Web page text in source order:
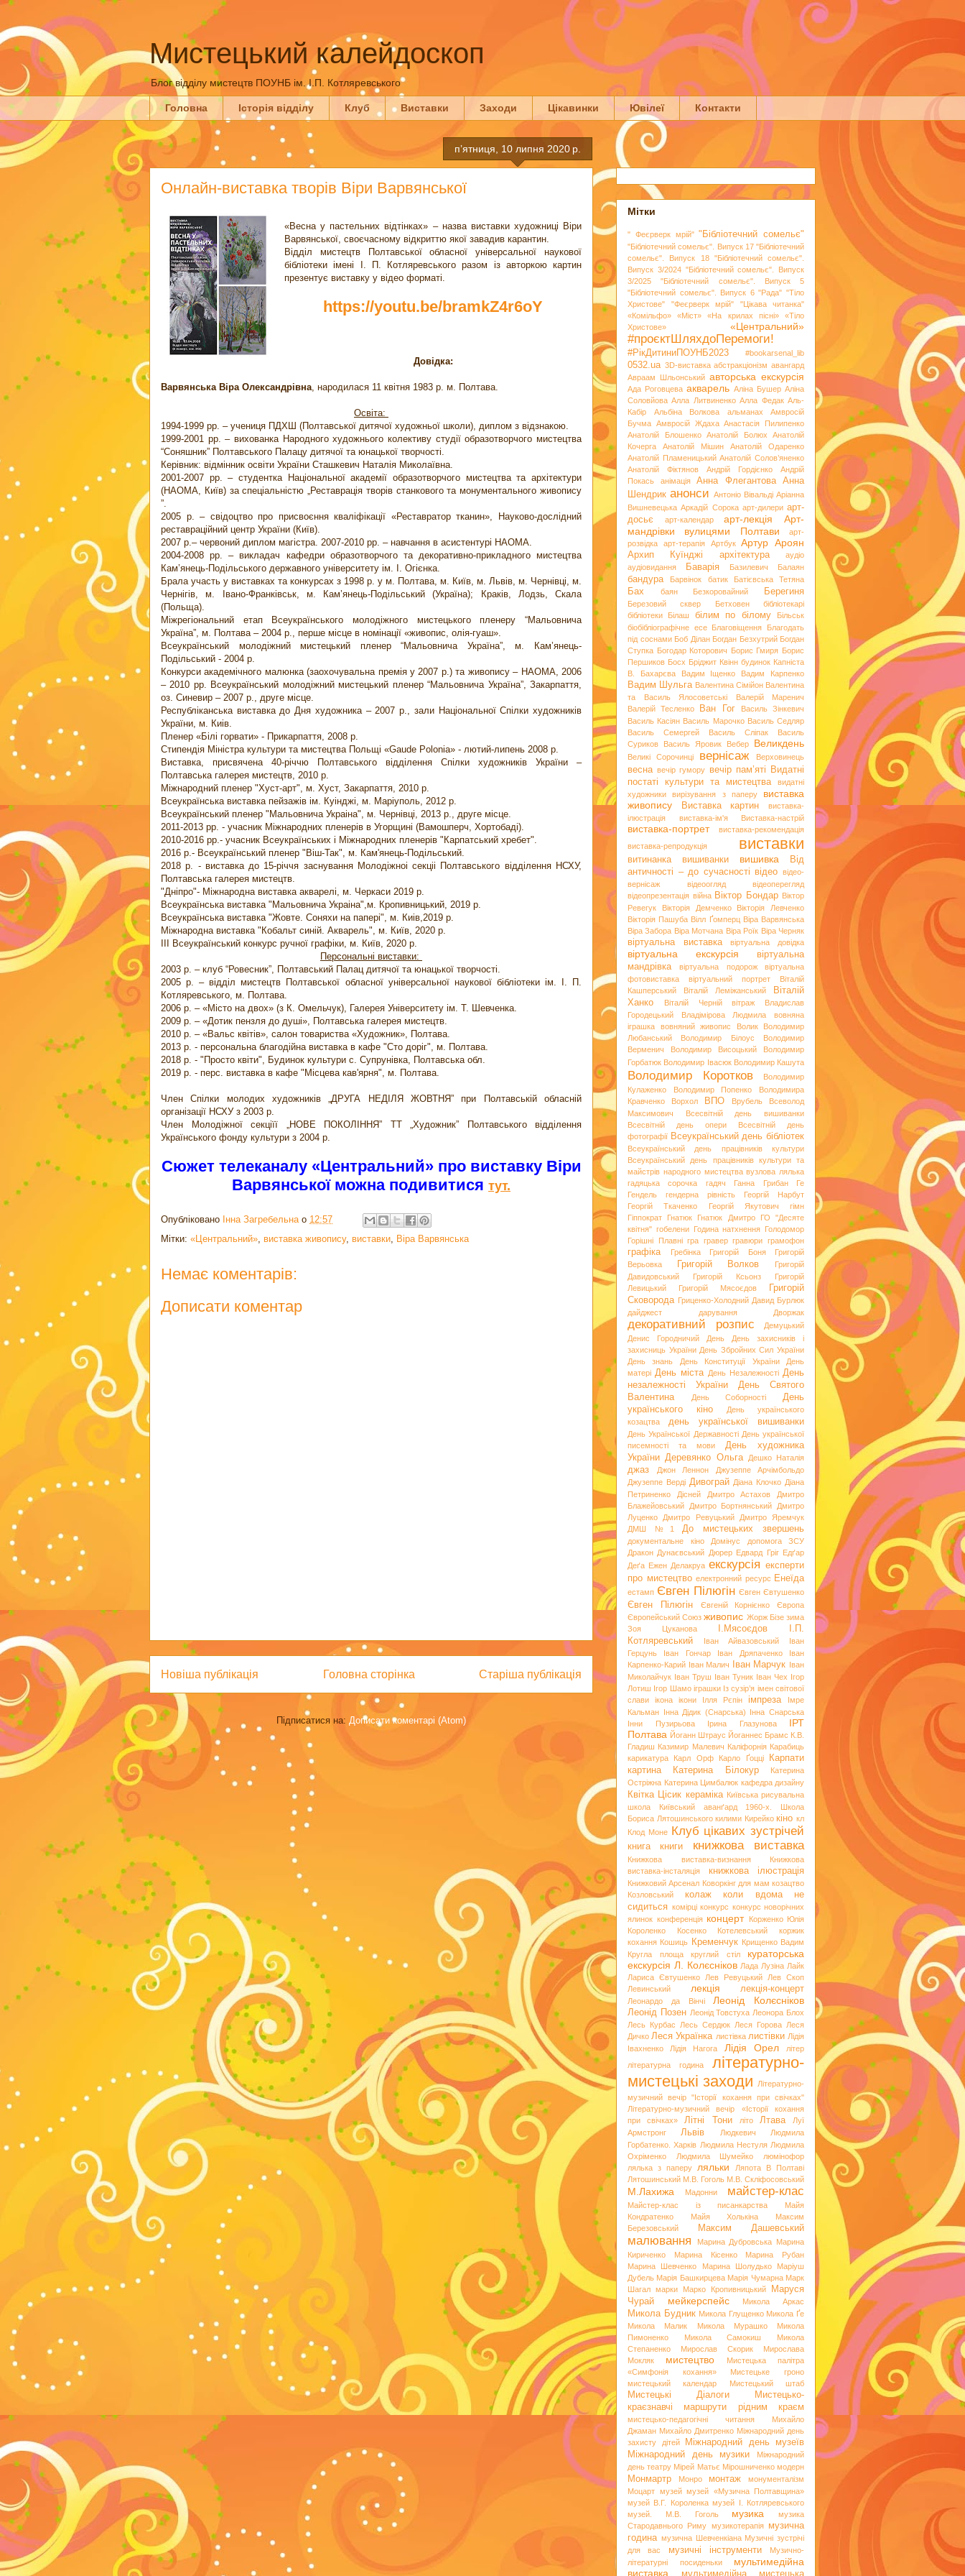
Мистецький калейдоскоп
Блог відділу мистецтв ПОУНБ ім. І.П. Котляревського
Головна Історія відділу Клуб Виставки Заходи Цікавинки Ювілеї Контакти
пʼятниця, 10 липня 2020 р.
Онлайн-виставка творів Віри Варвянської
«Весна у пастельних відтінках» – назва виставки художниці Віри
Варвянської, своєчасному відкриттю якої завадив карантин.
Відділ мистецтв Полтавської обласної універсальної наукової
бібліотеки імені І. П. Котляревського разом із авторкою картин
презентує виставку у відео форматі.
https://youtu.be/bramkZ4r6oY
Довідка:
Варвянська Віра Олександрівна , народилася 11 квітня 1983 р. м. Полтава.
Освіта:
1994-1999 рр. – учениця ПДХШ (Полтавської дитячої художньої школи), диплом з відзнакою.
1999-2001 рр. – вихованка Народного художнього колективу студії образотворчого мистецтва
“Соняшник” Полтавського Палацу дитячої та юнацької творчості.
Керівник: відмінник освіти України Сташкевич Наталія Миколаївна.
2001-2007 рр. – студентка Національної академії образотворчого мистецтва та архітектури
(НАОМА, Київ) за спеціальністю „Реставрація творів станкового та монументального живопису
”.
2005 р. – свідоцтво про присвоєння кваліфікації «Реставратор тканин», Науково-дослідний
реставраційний центр України (Київ).
2007 р.– червоний диплом магістра. 2007-2010 рр. – навчання в асистентурі НАОМА.
2004-2008 рр. – викладач кафедри образотворчого та декоративно-прикладного мистецтва
Кам’янець-Подільського державного університету ім. І. Огієнка.
Брала участь у виставках та конкурсах з 1998 р. у м. Полтава, м. Київ, м. Львів, м. Чернівці, м.
Чернігів, м. Івано-Франківськ, м. Кам’янець-Подільський (Україна); Краків, Лодзь, Скала
(Польща).
Міжрегіональний етап Всеукраїнського молодіжного мистецького пленеру “Мальовнича
Україна”, м. Полтава – 2004 р., перше місце в номінації «живопис, олія-гуаш».
Всеукраїнський молодіжний мистецький пленер “Мальовнича Україна”, м. Кам’янець-
Подільський - 2004 р.
Конкурси академічного малюнка (заохочувальна премія у 2007 р.) та живопису – НАОМА, 2006
– 2010 рр. Всеукраїнський молодіжний мистецький пленер “Мальовнича Україна”, Закарпаття,
оз. Синевир – 2007 р., друге місце.
Республіканська виставка до Дня художника – 2007 р., зали Національної Спілки художників
України, м. Киiв.
Пленер «Білі горвати» - Прикарпаття, 2008 р.
Стипендія Міністра культури та мистецтва Польщі «Gaude Polonia» - лютий-липень 2008 р.
Виставка, присвячена 40-річчю Полтавського відділення Спілки художників України –
Полтавська галерея мистецтв, 2010 р.
Мiжнародний пленер "Хуст-арт", м. Хуст, Закарпаття, 2010 р.
Всеукраїнська виставка пейзажiв iм. Куiнджi, м. Марiуполь, 2012 р.
Всеукраїнський пленер "Мальовнича Украiна", м. Чернiвцi, 2013 р., друге мiсце.
2011-2013 рр. - учасник Мiжнародних пленерiв в Угорщинi (Вамошперч, Хортобадi).
2010-2016 рр.- учасник Всеукраїнських i Мiжнародних пленерiв "Карпатський хребет".
2016 р.- Всеукраїнський пленер "Вiш-Так", м. Кам'янець-Подiльський.
2018 р. - виставка до 15-рiччя заснування Молодiжноi секцii Полтавського вiддiлення НСХУ,
Полтавська галерея мистецтв.
"Днiпро"- Мiжнародна виставка акварелi, м. Черкаси 2019 р.
Всеукраїнська виставка "Мальовнича Украiна",м. Кропивницький, 2019 р.
Всеукраїнська виставка "Жовте. Соняхи на паперi", м. Киiв,2019 р.
Міжнародна виставка "Кобальт синій. Акварель", м. Київ, 2020 р.
ІІІ Всеукраїнський конкурс ручної графіки, м. Київ, 2020 р.
Персональні виставки:
2003 р. – клуб “Ровесник”, Полтавський Палац дитячої та юнацької творчості.
2005 р. – відділ мистецтв Полтавської обласної універсальної наукової бібліотеки ім. І. П.
Котляревського, м. Полтава.
2006 р. – «Місто на двох» (з К. Омельчук), Галерея Університету ім. Т. Шевченка.
2009 р. – «Дотик пензля до душі», Полтавська галерея мистецтв.
2010 р. – «Вальс квітів», салон товариства «Художник», Полтава.
2013 р. - персональна благодiйна виставка в кафе "Сто дорiг", м. Полтава.
2018 р. - "Просто квiти", Будинок культури с. Супрунiвка, Полтавська обл.
2019 р. - перс. виставка в кафе "Мiсцева кав'ярня", м. Полтава.
Член Спілки молодих художників „ДРУГА НЕДІЛЯ ЖОВТНЯ” при Полтавській обласній
організації НСХУ з 2003 р.
Член Молодіжної секціїї „НОВЕ ПОКОЛІННЯ” ТТ „Художник” Полтавського відділення
Українського фонду культури з 2004 р.
Сюжет телеканалу «Центральний» про виставку Віри
Варвянської можна подивитися тут.
Опубліковано Інна Загребельна о 12:57
Мітки: «Центральний» виставка живопису, виставки Віра Варвянська
Немає коментарів:
Дописати коментар
Новіша публікація Старіша публікація
Головна сторінка
Підписатися на: Дописати коментарі (Atom)
Мітки
" Феєрверк мрій" "Бібліотечний сомельє"
"Бібліотечний сомельє". Випуск 17 "Бібліотечний
сомельє". Випуск 18
"Бібліотечний сомельє".
Випуск 3/2024 "Бібліотечний сомельє". Випуск
3/2025
"Бібліотечний сомельє". Випуск 5
"Бібліотечний сомельє". Випуск 6 "Рада" "Тіло
Христове"
"Феєрверк мрій"
"Цікава читанка"
«Комільфо»
«Міст» «На крилах пісні»
«Тіло
Христове»
«Центральний»
#проєктШляхдоПеремоги!
#РікДитиниПОУНБ2023 #bookarsenal_lib
0532.ua 3D-виставка абстракціонізм авангард
Авраам Шльонський авторська екскурсія
Ада Роговцева акварель Аліна Бушер Аліна
Соловйова Алла Литвиненко Алла Федак Аль-
Кабір
Альбіна Волкова альманах
Амвросій
Бучма Амвросій Ждаха Анастасія Пилипенко
Анатолій Блошенко
Анатолій Болюх
Анатолій
Кочерга
Анатолій Мішин
Анатолій Одаренко
Анатолій Пламеницький Анатолій Солов’яненко
Анатолій Фіктянов
Андрій Гордієнко
Андрій
Покась
анімація Анна Флегантова
Анна
Шендрик анонси Антоніо Вівальді Аріанна
Вишневецька Аркадій Сорока арт-дилери арт-
досьє
арт-календар арт-лекція
Арт-
мандрівки вулицями Полтави
арт-
розвідка
арт-терапія Артбук Артур Ароян
Архип Куїнджі архітектура
аудіо
аудіовидання
Баварія Базилевич Балаян
бандура Барвінок батик Батієвська Тетяна
Бах баян Безкоровайний Берегиня
Березовий сквер Бетховен
бібліотекарі
бібліотеки
Білаш білим по білому
Більськ
біобібліографічне есе
Благовіщення
Благодать
під соснами Боб Ділан Богдан Безхутрий Богдан
Ступка Богодар Которович Борис Гмиря Борис
Першиков Босх Бріджит Квінн будинок Капніста
В. Бахарєва
Вадим Іщенко Вадим Карпенко
Вадим Шульга Валентина Сімійон Валентина
та Василь Ялосоветські
Валерій Маренич
Валерій Тесленко
Ван Гог
Василь Зінкевич
Василь Касіян Василь Марочко Василь Седляр
Василь Семергей
Василь Сліпак
Василь
Суриков
Василь Яровик Вебер Великдень
Великі Сорочинці вернісаж Верховинець
весна вечір гумору вечір пам’яті
Видатні
постаті культури та мистецтва
видатні
художники
вирізування з паперу
виставка
живопису
Виставка картин
виставка-
ілюстрація
виставка-ім'я Виставка-настрій
виставка-портрет
виставка-рекомендація
виставка-репродукція
виставки
витинанка вишиванки вишивка
Від
античності – до сучасності відео відео-
вернісаж
відеоогляд
відеоперегляд
відеопрезентація війна Віктор Бондар Віктор
Ревегук
Вікторія Демченко
Вікторія Левченко
Вікторія Пашуба Вілл Ґомперц Віра Варвянська
Віра Забора Віра Мотчана Віра Роїк Віра Черняк
віртуальна виставка віртуальна довідка
віртуальна екскурсія
віртуальна
мандрівка
віртуальна подорож
віртуальна
фотовиставка
віртуальний портрет
Віталій
Кашперський
Віталій Леміжанський
Віталій
Ханко
Віталій Черній вітраж
Владислав
Городецький
Владімірова Людмила
вовняна
іграшка
вовняний живопис Волик
Володимир
Любанський
Володимир Білоус
Володимир
Верменич
Володимир Висоцький
Володимир
Горбатюк Володимир Івасюк Володимир Кашута
Володимир Коротков
Володимир
Кулаженко
Володимир Попенко
Володимира
Кравченко
Ворхол ВПО Врубель
Всеволод
Максимович
Всесвітній день вишиванки
Всесвітній день опери
Всесвітній день
фотографії Всеукраїнський день бібліотек
Всеукраїнський день працівників культури
Всеукраїнський день працівників культури та
майстрів народного мистецтва вузлова лялька
гадяцька сорочка
гадяч Ганна Грибан
Ге
Гендель
гендерна рівність
Георгій Нарбут
Георгій Ткаченко
Георгій Якутович
гімн
Гіппократ
Гнатюк Гнатюк Дмитро
ГО "Десяте
квітня" гобелени Година натхнення Голодомор
Горішні Плавні гра гравер гравюри грамофон
графіка Гребінка Григорій Боня
Григорій
Верьовка
Григорій Волков
Григорій
Давидовський
Григорій Ксьонз
Григорій
Левицький
Григорій Мясоєдов
Григорій
Сковорода Гриценко-Холодний Давид Бурлюк
дайджест
дарування Дворжак
декоративний розпис
Демуцький
Денис Городничий
День
День захисників і
захисниць України День Збройних Сил України
День знань
День Конституції України
День
матері День міста День Незалежності День
незалежності України
День Святого
Валентина
День Соборності
День
українського кіно
День українського
козацтва
день української вишиванки
День Української Державності День української
писемності та мови
День художника
України Деревянко Ольга Дешко Наталія
джаз Джон Леннон
Джузеппе Арчімбольдо
Джузеппе Верді Дивограй Діана Клочко Діана
Петриненко
Дісней Дмитро Астахов
Дмитро
Блажейовський
Дмитро Бортнянський
Дмитро
Луценко
Дмитро Ревуцький
Дмитро Яремчук
ДМШ №1
До мистецьких звершень
документальне кіно Домінус
допомога ЗСУ
Дракон Дунаєвський Дюрер Едвард Гріг Едґар
Деґа Ежен Делакруа екскурсія експерти
про мистецтво електронний ресурс Енеїда
естамп Євген Пілюгін Євген Євтушенко
Євген Пілюгін Євгеній Корнієнко
Європа
Європейський Союз живопис Жорж Бізе зима
Зоя Цуканова
І.Мясоєдов
І.П.
Котляревський
Іван Айвазовський
Іван
Герцунь
Іван Гончар Іван Дряпаченко
Іван
Карпенко-Карий Іван Малич Іван Марчук Іван
Миколайчук Іван Труш Іван Туник Іван Чех Ігор
Лотиш Ігор Шамо іграшки Із сузір’я імен світової
слави
ікона ікони Ілля Рєпін імпреза
Імре
Кальман Інна Дідик (Снарська) Інна Снарська
Інни Пузирьова
Ірина Глазунова
ІРТ
Полтава Йоганн Штраус Йоганнес Брамс К.В.
Гладиш Казимир Малевич Каліфорнія Карабиць
карикатура
Карл Орф Карло Ґоцці
Карпати
картина
Катерина Білокур
Катерина
Остріжна Катерина Цимбалюк кафедра дизайну
Квітка Цісик кераміка Київська рисувальна
школа
Київський аванґард 1960-х. Школа
Бориса Лятошинського килими Кирейко кіно кл
Клод Моне
Клуб цікавих зустрічей
книга книги книжкова виставка
Книжкова виставка-визнання
Книжкова
виставка-інсталяція
книжкова ілюстрація
Книжковий Арсенал Коворкінг для мам козацтво
Козловський
колаж
коли вдома не
сидиться комірці конкурс конкурс новорічних
ялинок конференція концерт
Корженко Юлія
Короленко
Косенко
Котелевський коржик
кохання Кошиць Кременчук Крищенко Вадим
Кругла площа
круглий стіл
кураторська
екскурсія Л. Колєсніков Лада Лузіна Лайк
Лариса Євтушенко
Лев Ревуцький
Лев Скоп
Левинський
лекція лекція-концерт
Леонардо да Вінчі Леонід Колєсніков
Леонід Позен Леонід Товстуха Леонора Блох
Лесь Курбас
Лесь Сердюк Леся Горова Леся
Дичко Леся Українка листівка листівки Лідія
Івахненко
Лідія Нагога Лідія Орел
літер
літературна година
літературно-
мистецькі заходи
Літературно-
музичний вечір "Історії кохання при свічках"
Літературно-музичний вечір «Історії кохання
при свічках»
Літні Тони літо Лтава
Луї
Армстронг
Львів Людкевич
Людмила
Горбатенко. Харків Людмила Нестуля Людмила
Охріменко
Людмила Шумейко
люмінофор
лялька з паперу
ляльки
Ляпота В Полтаві
Лятошинський М.В. Гоголь М.В. Скліфосовський
М.Лахижа Мадонни майстер-клас
Майстер-клас із писанкарства
Майя
Кондратенко
Майя Холькіна
Максим
Березовський
Максим Дашевський
малювання Марина Дубровська Марина
Кириченко
Марина Кісенко
Марина Рубан
Марина Шевченко
Марина Шолудько
Маріуш
Дубель Марія Башкирцева Марія Чумарна Марк
Шагал марки Марко Кропивницький
Маруся
Чурай
мейкерспейс Микола Аркас
Микола Будник Микола Глущенко Микола Ґе
Микола Малик
Микола Мурашко
Микола
Пимоненко
Микола Самокиш
Микола
Степаненко
Мирослав Скорик
Мирослава
Мокляк
мистецтво
Мистецька палітра
«Симфонія кохання»
Мистецьке гроно
мистецький календар
Мистецький штаб
Мистецькі Діалоги
Мистецько-
краєзнавчі маршрути рідним краєм
мистецько-педагогічні читання
Михайло
Джаман Михайло Дмитренко Міжнародний день
захисту дітей
Міжнародний день музеїв
Міжнародний день музики
Міжнародний
день театру Мірей Матьє Мірошниченко модерн
Монмартр Монро монтаж
монументалізм
Моцарт музей музей «Музична Полтавщина»
музей В.Г. Короленка музей І. Котляревського
музей. М.В. Гоголь
музика
музика
Стародавнього Риму музикотерапія
музична
година музична Шевченкіана Музичні зустрічі
для вас
музичні інструменти
Музично-
літературні посиденьки
мультимедійна
виставка
мультимедійна мистецька